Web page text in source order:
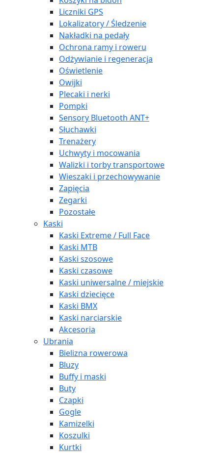
Liczniki GPS
Lokalizatory / Śledzenie
Nakładki na pedały
Ochrona ramy i roweru
Odżywianie i regeneracja
Oświetlenie
Owijki
Plecaki i nerki
Pompki
Sensory Bluetooth ANT+
Słuchawki
Trenażery
Uchwyty i mocowania
Walizki i torby transportowe
Wieszaki i przechowywanie
Zapięcia
Zegarki
Pozostałe
Kaski
Kaski Extreme / Full Face
Kaski MTB
Kaski szosowe
Kaski czasowe
Kaski uniwersalne / miejskie
Kaski dziecięce
Kaski BMX
Kaski narciarskie
Akcesoria
Ubrania
Bielizna rowerowa
Bluzy
Buffy i maski
Buty
Czapki
Gogle
Kamizelki
Koszulki
Kurtki